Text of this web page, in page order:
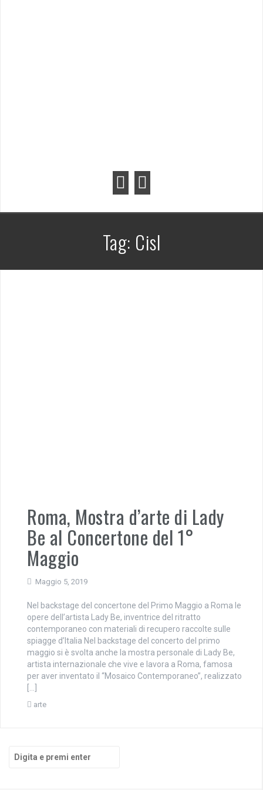
Tag: Cisl
Roma, Mostra d’arte di Lady
Be al Concertone del 1°
Maggio
Maggio 5, 2019
Nel backstage del concertone del Primo Maggio a Roma le
opere dell’artista Lady Be, inventrice del ritratto
contemporaneo con materiali di recupero raccolte sulle
spiagge d’Italia Nel backstage del concerto del primo
maggio si è svolta anche la mostra personale di Lady Be,
artista internazionale che vive e lavora a Roma, famosa
per aver inventato il “Mosaico Contemporaneo”, realizzato
arte